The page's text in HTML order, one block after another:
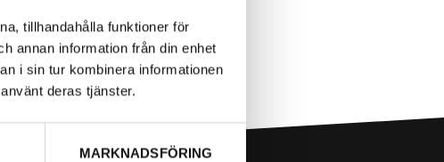
tillhandahålla funktioner för
annan information från din enhet
i sin tur kombinera informationen
deras tjänster.
MARKNADSFÖRING